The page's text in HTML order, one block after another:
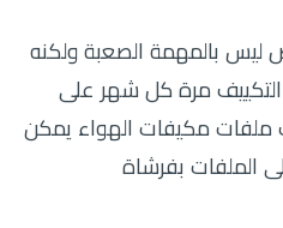
ليس بالمهمة الصعبة ولكنه
مرة كل شهر على
ملفات مكيفات الهواء يمكن
الملفات بفرشاة